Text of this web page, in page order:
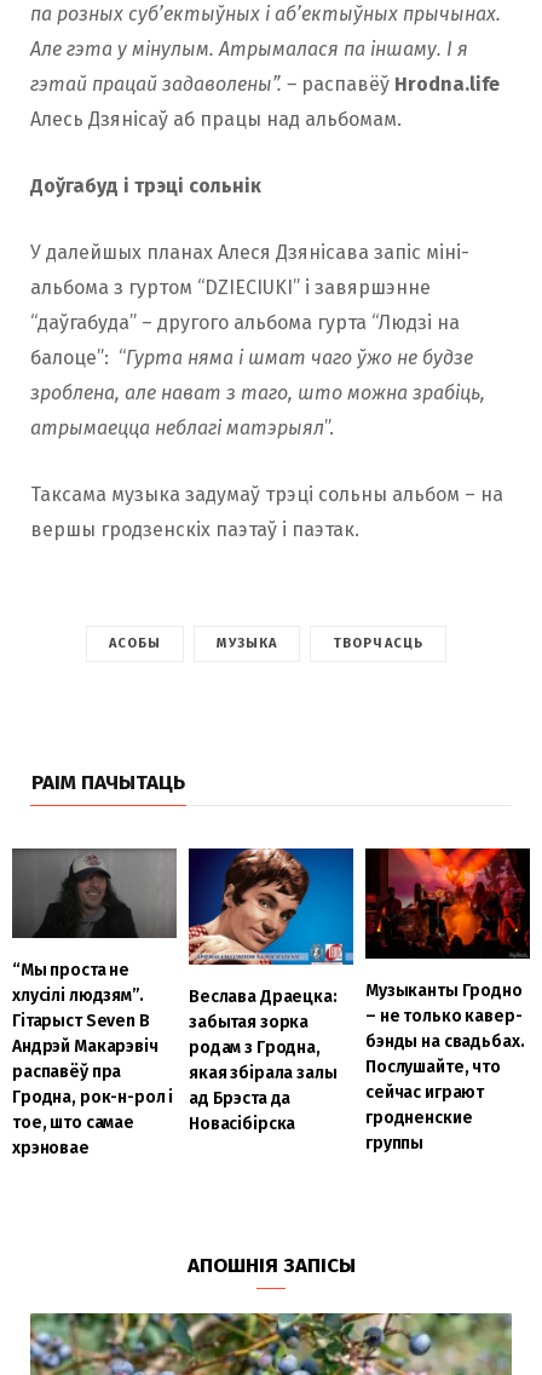
па розных суб’ектыўных і аб’ектыўных прычынах.
Але гэта у мінулым. Атрымалася па іншаму. І я
гэтай працай задаволены”. – распавёў Hrodna.life
Алесь Дзянісаў аб працы над альбомам.
Доўгабуд і трэці сольнік
У далейшых планах Алеся Дзянісава запіс міні-
альбома з гуртом “DZIECIUKI” і завяршэнне
“даўгабуда” – другого альбома гурта “Людзі на
балоце”: “Гурта няма і шмат чаго ўжо не будзе
зроблена, але нават з таго, што можна зрабіць,
атрымаецца неблагі матэрыял”.
Таксама музыка задумаў трэці сольны альбом – на
вершы гродзенскіх паэтаў і паэтак.
АСОБЫ МУЗЫКА ТВОРЧАСЦЬ
РАІМ ПАЧЫТАЦЬ
“Мы проста не
хлусілі людзям”.
Гітарыст Seven B
Андрэй Макарэвіч
распавёў пра
Гродна, рок-н-рол і
тое, што самае
хрэновае
Веслава Драецка:
забытая зорка
родам з Гродна,
якая збірала залы
ад Брэста да
Новасібірска
Музыканты Гродно
– не только кавер-
бэнды на свадьбах.
Послушайте, что
сейчас играют
гродненские
группы
АПОШНІЯ ЗАПІСЫ